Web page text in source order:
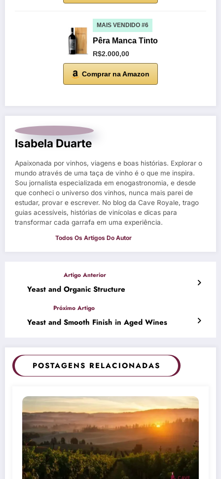
MAIS VENDIDO #6
Pêra Manca Tinto
R$2.000,00
Comprar na Amazon
Isabela Duarte
Apaixonada por vinhos, viagens e boas histórias. Explorar o
mundo através de uma taça de vinho é o que me inspira.
Sou jornalista especializada em enogastronomia, e desde
que conheci o universo dos vinhos, nunca mais parei de
estudar, provar e escrever. No blog da Cave Royale, trago
guias acessíveis, histórias de vinícolas e dicas para
transformar cada garrafa em uma experiência.
Yeast and Organic Structure
Yeast and Smooth Finish in Aged Wines
POSTAGENS RELACIONADAS